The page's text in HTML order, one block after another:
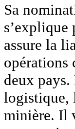
Sa
s’explique
assure la
opérations
deux
logistique,
minière. Il